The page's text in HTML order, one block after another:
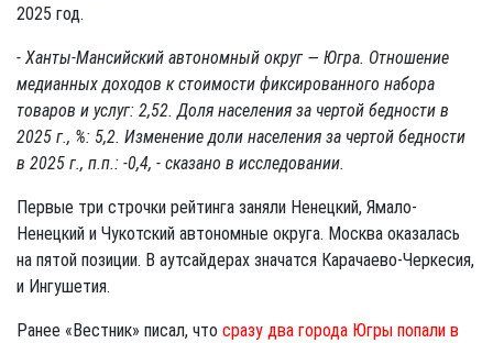
2025 год.
- Ханты-Мансийский автономный округ — Югра. Отношение
медианных доходов к стоимости фиксированного набора
товаров и услуг: 2,52. Доля населения за чертой бедности в
2025 г., %: 5,2. Изменение доли населения за чертой бедности
в 2025 г., п.п.: -0,4, - сказано в исследовании.
Первые три строчки рейтинга заняли Ненецкий, Ямало-
Ненецкий и Чукотский автономные округа. Москва оказалась
на пятой позиции. В аутсайдерах значатся Карачаево-Черкесия,
и Ингушетия.
Ранее «Вестник» писал, что сразу два города Югры попали в